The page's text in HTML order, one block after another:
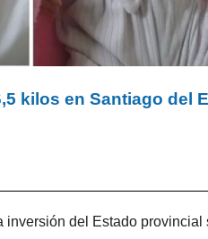
kilos en Santiago del
inversión del Estado provincial